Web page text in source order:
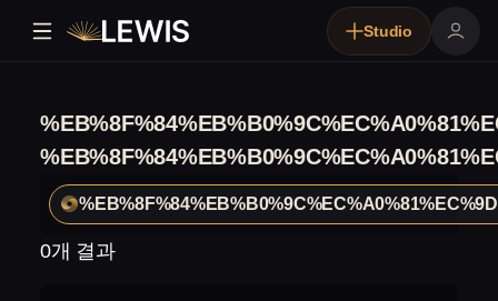
Studio
0개 결과